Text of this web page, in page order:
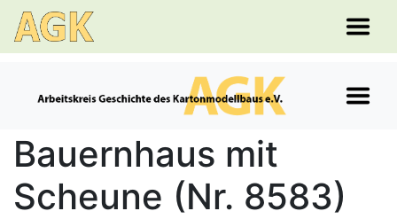
Bauernhaus mit
Scheune (Nr. 8583)